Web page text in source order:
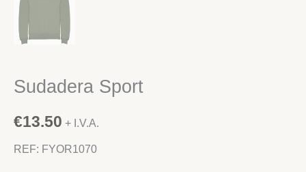
Sudadera Sport
€13.50 + I.V.A.
REF: FYOR1070